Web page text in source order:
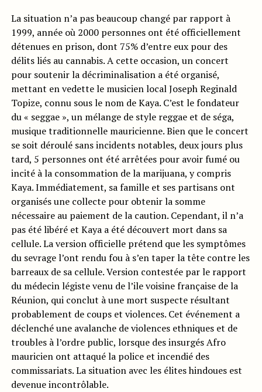
La situation n’a pas beaucoup changé par rapport à
1999, année où 2000 personnes ont été officiellement
détenues en prison, dont 75% d’entre eux pour des
délits liés au cannabis. A cette occasion, un concert
pour soutenir la décriminalisation a été organisé,
mettant en vedette le musicien local Joseph Reginald
Topize, connu sous le nom de Kaya. C’est le fondateur
du « seggae », un mélange de style reggae et de séga,
musique traditionnelle mauricienne. Bien que le concert
se soit déroulé sans incidents notables, deux jours plus
tard, 5 personnes ont été arrêtées pour avoir fumé ou
incité à la consommation de la marijuana, y compris
Kaya. Immédiatement, sa famille et ses partisans ont
organisés une collecte pour obtenir la somme
nécessaire au paiement de la caution. Cependant, il n’a
pas été libéré et Kaya a été découvert mort dans sa
cellule. La version officielle prétend que les symptômes
du sevrage l’ont rendu fou à s’en taper la tête contre les
barreaux de sa cellule. Version contestée par le rapport
du médecin légiste venu de l’ile voisine française de la
Réunion, qui conclut à une mort suspecte résultant
probablement de coups et violences. Cet événement a
déclenché une avalanche de violences ethniques et de
troubles à l’ordre public, lorsque des insurgés Afro
mauricien ont attaqué la police et incendié des
commissariats. La situation avec les élites hindoues est
devenue incontrôlable.